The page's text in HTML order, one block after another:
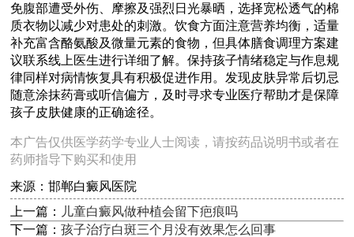
免腹部遭受外伤、摩擦及强烈日光暴晒，选择宽松透气的棉
质衣物以减少对患处的刺激。饮食方面注意营养均衡，适量
补充富含酪氨酸及微量元素的食物，但具体膳食调理方案建
议联系线上医生进行详细了解。保持孩子情绪稳定与作息规
律同样对病情恢复具有积极促进作用。发现皮肤异常后切忌
随意涂抹药膏或听信偏方，及时寻求专业医疗帮助才是保障
孩子皮肤健康的正确途径。
本广告仅供医学药学专业人士阅读，请按药品说明书或者在
药师指导下购买和使用
来源：邯郸白癜风医院
上一篇：
儿童白癜风做种植会留下疤痕吗
下一篇：孩子治疗白斑三个月没有效果怎么回事